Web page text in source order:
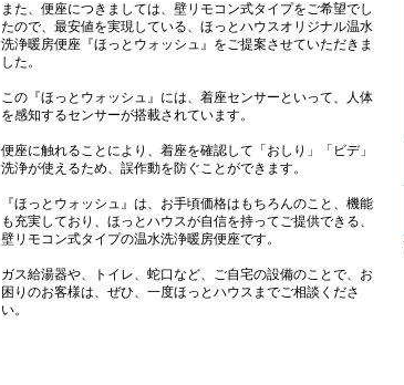
また、便座につきましては、壁リモコン式タイプをご希望でし
たので、最安値を実現している、ほっとハウスオリジナル温水
洗浄暖房便座『ほっとウォッシュ』をご提案させていただきま
した。
この『ほっとウォッシュ』には、着座センサーといって、人体
を感知するセンサーが搭載されています。
便座に触れることにより、着座を確認して「おしり」「ビデ」
洗浄が使えるため、誤作動を防ぐことができます。
『ほっとウォッシュ』は、お手頃価格はもちろんのこと、機能
も充実しており、ほっとハウスが自信を持ってご提供できる、
壁リモコン式タイプの温水洗浄暖房便座です。
ガス給湯器や、トイレ、蛇口など、ご自宅の設備のことで、お
困りのお客様は、ぜひ、一度ほっとハウスまでご相談くださ
い。